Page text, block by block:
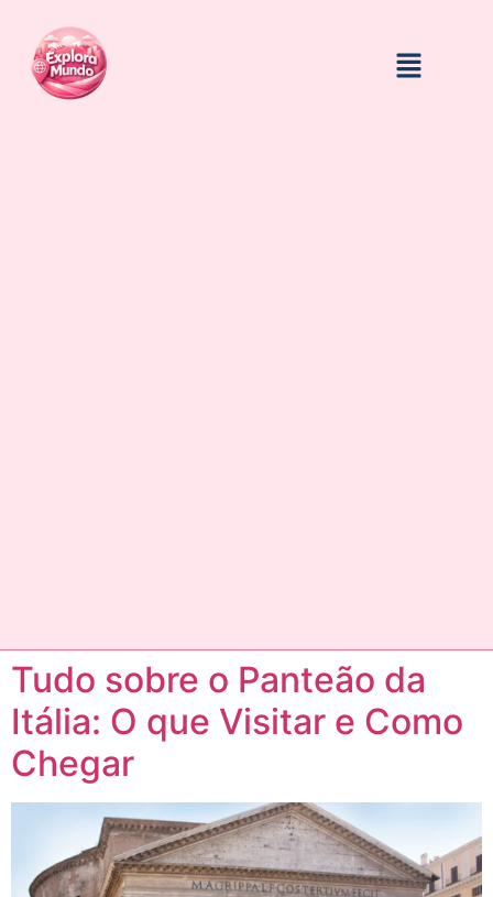
Tudo sobre o Panteão da
Itália: O que Visitar e Como
Chegar